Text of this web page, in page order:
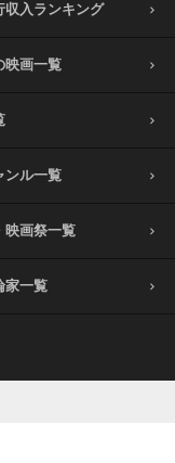
収入ランキング
映画一覧
ンル一覧
映画祭一覧
家一覧